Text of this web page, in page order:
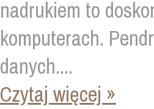
nadrukiem to
komputerach.
danych....
Czytaj więcej »